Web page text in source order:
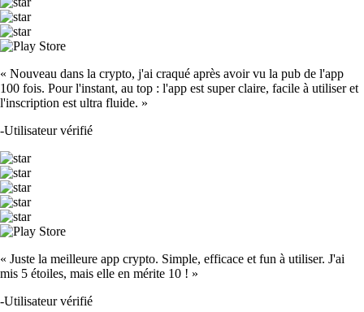
« Nouveau dans la crypto, j'ai craqué après avoir vu la pub de l'app
100 fois. Pour l'instant, au top : l'app est super claire, facile à utiliser et
l'inscription est ultra fluide. »
-Utilisateur vérifié
« Juste la meilleure app crypto. Simple, efficace et fun à utiliser. J'ai
mis 5 étoiles, mais elle en mérite 10 ! »
-Utilisateur vérifié